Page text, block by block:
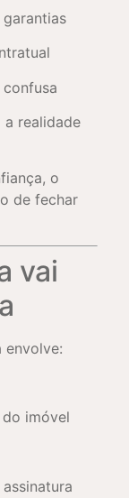
a realidade
o
de fechar
vai
envolve:
imóvel